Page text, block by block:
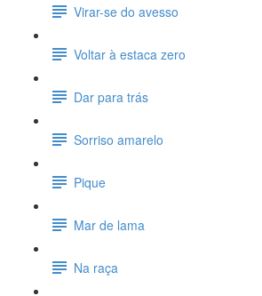
Virar-se do avesso
Voltar à estaca zero
Dar para trás
Sorriso amarelo
Pique
Mar de lama
Na raça